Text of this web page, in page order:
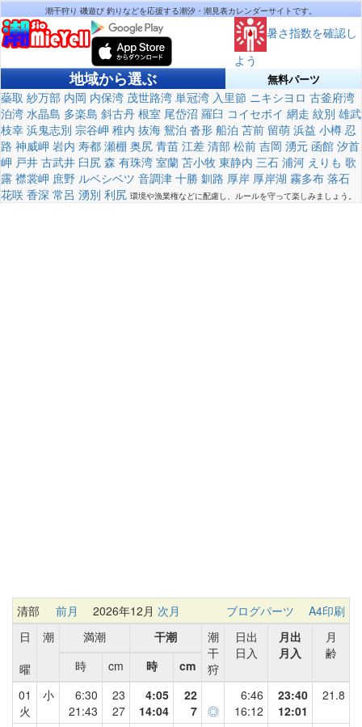
潮干狩り 磯遊び 釣りなどを応援する潮汐・潮見表カレンダーサイトです。
暑さ指数を確認し
よう
地域から選ぶ 無料パーツ
蘂取 紗万部 内岡 内保湾 茂世路湾 単冠湾 入里節 ニキシヨロ 古釜府湾
泊湾 水晶島 多楽島 斜古丹 根室 尾岱沼 羅臼 コイセボイ 網走 紋別 雄武
枝幸 浜鬼志別 宗谷岬 稚内 抜海 鴛泊 沓形 船泊 苫前 留萌 浜益 小樽 忍
路 神威岬 岩内 寿都 瀬棚 奥尻 青苗 江差 清部 松前 吉岡 湧元 函館 汐首
岬 戸井 古武井 臼尻 森 有珠湾 室蘭 苫小牧 東静内 三石 浦河 えりも 歌
露 襟裳岬 庶野 ルベシベツ 音調津 十勝 釧路 厚岸 厚岸湖 霧多布 落石
花咲 香深 常呂 湧別 利尻 環境や漁業権などに配慮し、ルールを守って楽しみましょう。
清部 前月 2026年12月 次月 ブログパーツ
A4印刷
日
曜
潮 満潮 干潮
潮
干
狩
日出
日入
月出
月入
月
齢
時
cm 時
cm
01
火
小
6:30
21:43
23
27
4:05
14:04
22
7
◎
6:46
16:12
23:40
12:01
21.8